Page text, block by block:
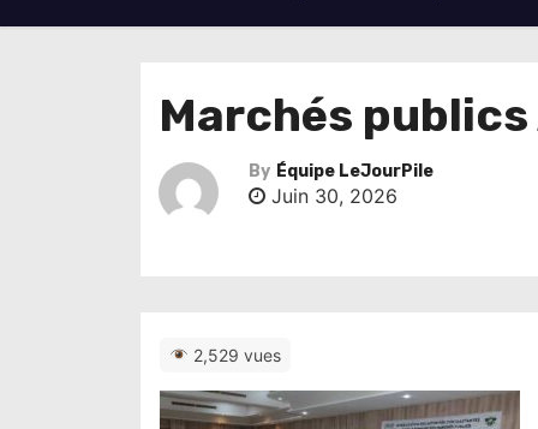
Marchés publics
By Équipe LeJourPile
Juin 30, 2026
2,529 vues